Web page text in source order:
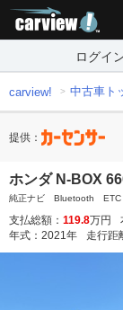
ログイ
carview! 中古車ト
提供：
ホンダ N-BOX
純正ナビ Bluetooth ETC
支払総額： 119.8万円
年式： 2021年 走行距